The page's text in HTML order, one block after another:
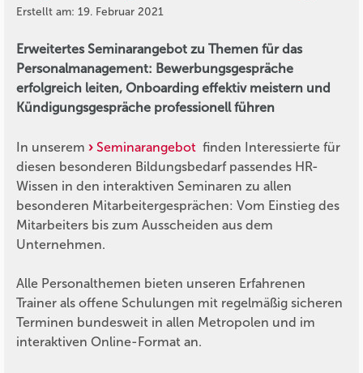
Erstellt am: 19. Februar 2021
Erweitertes Seminarangebot zu Themen für das
Personalmanagement: Bewerbungsgespräche
erfolgreich leiten, Onboarding effektiv meistern und
Kündigungsgespräche professionell führen
In unserem Seminarangebot finden Interessierte für
diesen besonderen Bildungsbedarf passendes HR-
Wissen in den interaktiven Seminaren zu allen
besonderen Mitarbeitergesprächen: Vom Einstieg des
Mitarbeiters bis zum Ausscheiden aus dem
Unternehmen.
Alle Personalthemen bieten unseren Erfahrenen
Trainer als offene Schulungen mit regelmäßig sicheren
Terminen bundesweit in allen Metropolen und im
interaktiven Online-Format an.